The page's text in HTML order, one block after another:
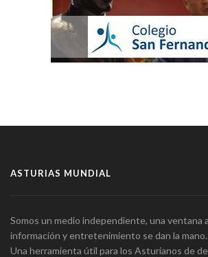
ASTURIAS MUNDIAL
Somos un medio independiente, una ventana
información y entretenimiento se dan la mano.
Una herramienta útil para los Asturianos de